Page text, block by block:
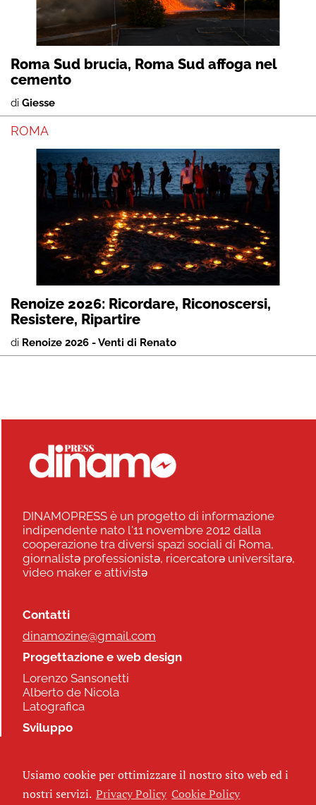
Roma Sud brucia, Roma Sud affoga nel
cemento
di Giesse
ROMA
Renoize 2026: Ricordare, Riconoscersi,
Resistere, Ripartire
di Renoize 2026 - Venti di Renato
DINAMOPRESS è un progetto di informazione
indipendente nato l'11 novembre 2012 dalla
cooperazione tra diversi spazi sociali di Roma,
giornalistə professionistə, ricercatorə universitarə,
video maker e attivistə
Contatti
dinamozine@gmail.com
Progettazione e web design
Lorenzo Sansonetti
Alberto de Nicola
Latografica
Sviluppo
Seguici
Usiamo cookie per ottimizzare il nostro sito web ed i
nostri servizi. Privacy Policy Cookie Policy